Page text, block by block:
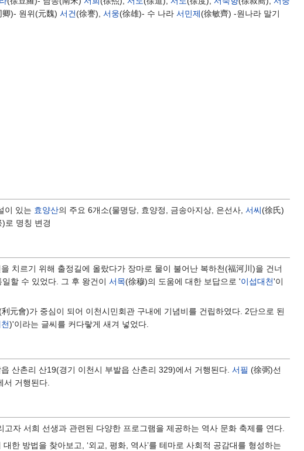
卿)- 원위(元魏) 서건(徐謇), 서웅(徐雄)- 수 나라 서민제(徐敏齊) -원나라 말기
이 있는 효양산의 주요 6개소(물명당, 효양정, 금송아지상, 은선사, 서씨(徐氏)
로 명칭 변경
치르기 위해 출정길에 올랐다가 장마로 물이 불어난 복하천(福河川)을 건너
할 수 있었다. 그 후 왕건이 서목(徐穆)의 도움에 대한 보답으로 '이섭대천'이
元會)가 중심이 되어 이천시민회관 구내에 기념비를 건립하였다. 2단으로 된
)'이라는 글씨를 커다랗게 새겨 넣었다.
산촌리 산19(경기 이천시 부발읍 산촌리 329)에서 거행된다. 서필 (徐弼)선
서 거행된다.
고자 서희 선생과 관련된 다양한 프로그램을 제공하는 역사 문화 축제를 연다.
한 방법을 찾아보고, ‘외교, 평화, 역사’를 테마로 사회적 공감대를 형성하는